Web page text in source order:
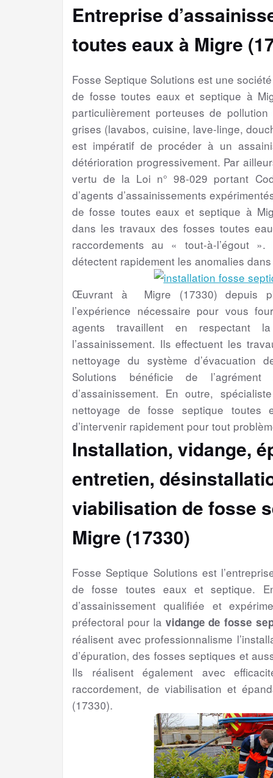
Entreprise
toutes eaux à Migre
Fosse Septique Solutions est une
de fosse toutes eaux et septique à
particulièrement porteuses de
grises (lavabos, cuisine, lave-linge,
est impératif de procéder à un
détérioration progressivement. Par
vertu de la Loi n° 98-029 portant
d’agents d’assainissements
de fosse toutes eaux et septique à
dans les travaux des fosses toutes
raccordements au « tout-à-l’égout
détectent rapidement les anomalies
Œuvrant à Migre (17330) depuis
l’expérience nécessaire pour vous
agents travaillent en respectant
l’assainissement. Ils effectuent les
nettoyage du système
Solutions bénéficie de
d’assainissement. En outre,
nettoyage de fosse septique toutes
d’intervenir rapidement pour tout
Installation, vidange,
entretien,
viabilisation de fosse
Migre (17330)
Fosse Septique Solutions est
de fosse toutes eaux et septique.
d’assainissement qualifiée et
préfectoral pour la vidange de fosse
réalisent avec professionnalisme
d’épuration, des fosses septiques et
Ils réalisent également avec
raccordement, de viabilisation et
(17330).